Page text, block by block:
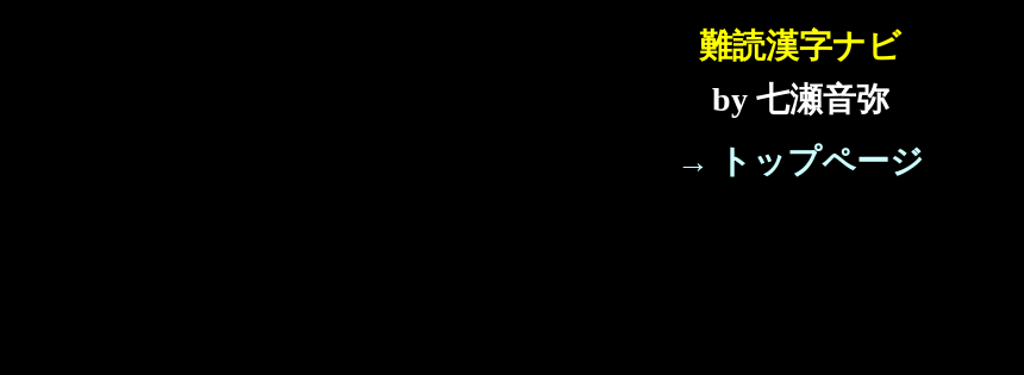
難読漢字ナビ
by 七瀬音弥
→ トップページ